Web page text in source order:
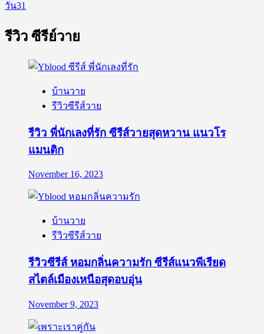
วัน31
รีวิว ซีรีย์วาย
บ้านวาย
รีวิวซีรีส์วาย
รีวิว พี่นักเลงที่รัก ซีรีส์วายสุดหวาน แนวโร
แมนติก
November 16, 2023
บ้านวาย
รีวิวซีรีส์วาย
รีวิวซีรีส์ หอมกลิ่นความรัก ซีรีส์แนวพีเรียด
สไตล์เมืองเหนือสุดอบอุ่น
November 9, 2023